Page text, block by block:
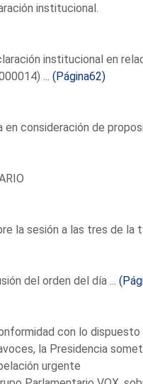
institucional.
institucional en
... (Página62)
en consideración de
la sesión a las tres de la
del orden del día ...
con lo
la Presidencia
urgente